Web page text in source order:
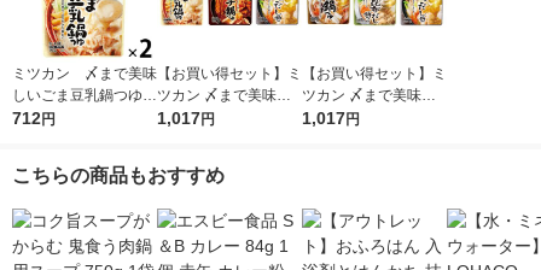
ミツカン 〆まで美味
しいごま豆乳鍋つゆ
ストレート 750g＜
712円
【お買い得セット】ミ
ツカン 〆まで美味し
い鍋つゆ3種セット
し鍋つゆ）
1,017円
【お買い得セット】ミ
ツカン 〆まで美味し
い鍋つゆ3種セット
1,017円
こちらの商品もおすすめ